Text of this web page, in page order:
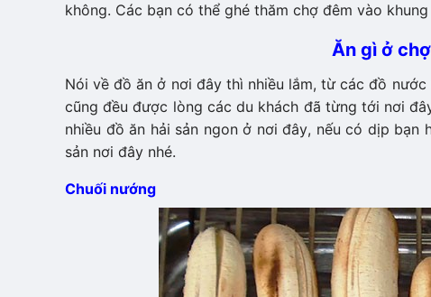
không. Các bạn có thể ghé thăm chợ đêm vào
Ăn gì ở
Nói về đồ ăn ở nơi đây thì nhiều lắm, từ các đồ
cũng đều được lòng các du khách đã từng tới nơi
nhiều đồ ăn hải sản ngon ở nơi đây, nếu có dịp
sản nơi đây nhé.
Chuối nướng